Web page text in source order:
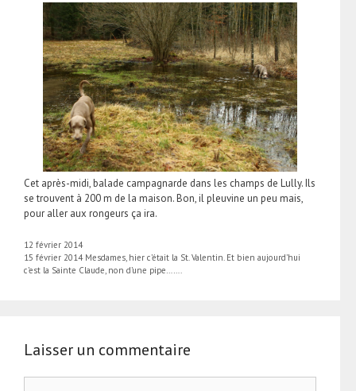
Cet après-midi, balade campagnarde dans les champs de Lully. Ils
se trouvent à 200 m de la maison. Bon, il pleuvine un peu mais,
pour aller aux rongeurs ça ira.
12 février 2014
15 février 2014 Mesdames, hier c’était la St. Valentin. Et bien aujourd’hui
c’est la Sainte Claude, non d’une pipe…….
Laisser un commentaire